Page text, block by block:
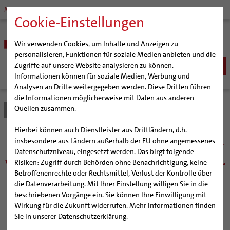
Cookie-Einstellungen
Wir verwenden Cookies, um Inhalte und Anzeigen zu
personalisieren, Funktionen für soziale Medien anbieten und die
Zugriffe auf unsere Website analysieren zu können.
Informationen können für soziale Medien, Werbung und
Analysen an Dritte weitergegeben werden. Diese Dritten führen
die Informationen möglicherweise mit Daten aus anderen
Quellen zusammen.
Hierbei können auch Dienstleister aus Drittländern, d.h.
insbesondere aus Ländern außerhalb der EU ohne angemessenes
Datenschutzniveau, eingesetzt werden. Das birgt folgende
Risiken: Zugriff durch Behörden ohne Benachrichtigung, keine
Betroffenenrechte oder Rechtsmittel, Verlust der Kontrolle über
die Datenverarbeitung. Mit Ihrer Einstellung willigen Sie in die
beschriebenen Vorgänge ein. Sie können Ihre Einwilligung mit
Wirkung für die Zukunft widerrufen. Mehr Informationen finden
Sie in unserer Datenschutzerklärung.
MARIENDOM DOMMUSEUM DOMBIBLIOTHEK
BISTUM
Bischöfe
Weihbischof Dr. Martin Marahrens
Bischof em. Norbert Trelle
Weihbischof em. Bongartz
Weihbischof em. Schwerdtfeger
Weihbischof em. Koitz
Bischof em. Dr. Wüstenberg
Generalvikariat
Gremien
Diözesangericht
Gemeindegremien
Pfarrgemeinden
Hildesheimer Dom
Virtueller Rundgang durch den Dom
Tausendjähriger Rosenstock
Die Hildesheimer Dommusik
Wallfahrten | Pilgern
Termine Wallfahrten und Pilgern
Jakobswege im Bistum Hildesheim
Veranstaltungen
Strategieprozess
Jugend
Bistum Hildesheim
Neue Ansprechpersonen für
Verdachtsfälle sexualisierter
Gewalt im Bistum
Hildesheim